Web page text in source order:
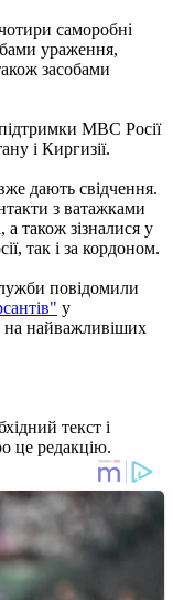
саморобні
ураження,
засобами
МВС Росії
і Киргизії.
дають свідчення.
з ватажками
також зізналися у
так і за кордоном.
повідомили
у
на найважливіших
текст і
це редакцію.